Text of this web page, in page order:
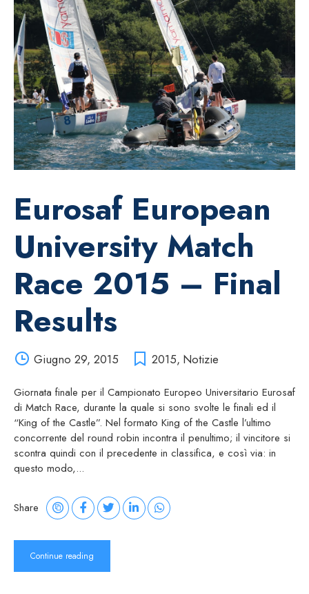
Eurosaf European
University Match
Race 2015 – Final
Results
Giugno 29, 2015 2015, Notizie
Giornata finale per il Campionato Europeo Universitario Eurosaf
di Match Race, durante la quale si sono svolte le finali ed il
“King of the Castle”. Nel formato King of the Castle l’ultimo
concorrente del round robin incontra il penultimo; il vincitore si
scontra quindi con il precedente in classifica, e così via: in
questo modo,...
Share
Continue reading